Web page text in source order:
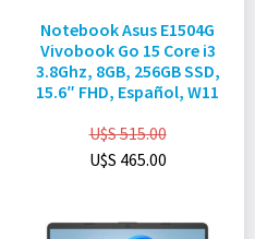
Notebook Asus E1504G
Vivobook Go 15 Core i3
3.8Ghz, 8GB, 256GB SSD,
15.6″ FHD, Español, W11
U$S515.00
U$S 465.00